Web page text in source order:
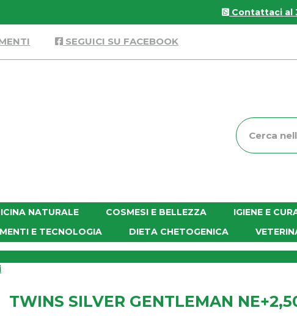
Contattaci al
SEGUICI SU FACEBOOK
Cerca
Prodotto
NATURALE COSMESI E BELLEZZA IGIENE E
E TECNOLOGIA
DIETA CHETOGENICA
TWINS SILVER GENTLEMAN